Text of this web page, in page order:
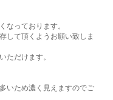
なっております。
して頂くようお願い致しま
ただけます。
いため濃く見えますのでご